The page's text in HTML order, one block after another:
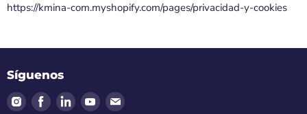
https://kmina-com.myshopify.com/pages/privacidad-y-cookies
Síguenos
Encuéntrenos
Encuéntrenos
Encuéntrenos
Encuéntrenos
Encuéntrenos